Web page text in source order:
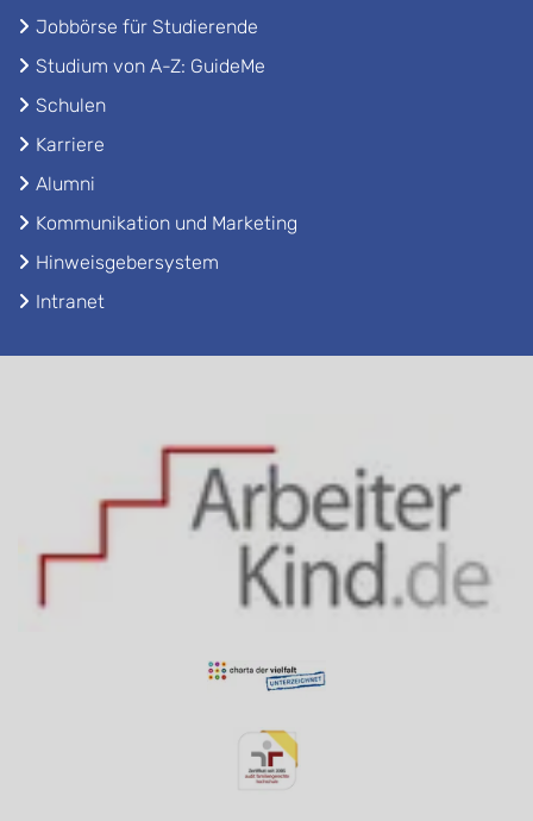
Jobbörse für Studierende
Studium von A-Z: GuideMe
Schulen
Karriere
Alumni
Kommunikation und Marketing
Hinweisgebersystem
Intranet